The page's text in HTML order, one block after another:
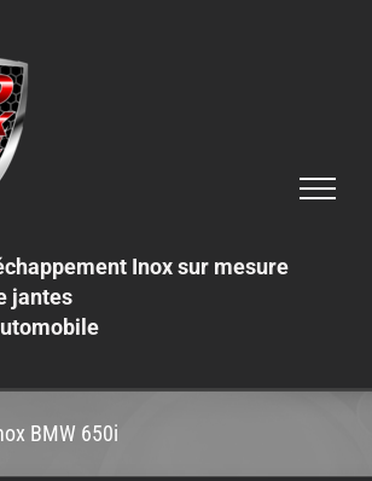
Inox sur mesure
jantes
BMW 650i